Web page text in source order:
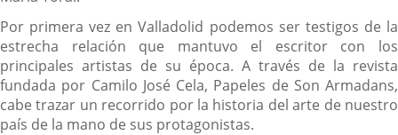
Por primera vez en Valladolid podemos ser testigos de la
estrecha relación que mantuvo el escritor con los
principales artistas de su época. A través de la revista
fundada por Camilo José Cela, Papeles de Son Armadans,
cabe trazar un recorrido por la historia del arte de nuestro
país de la mano de sus protagonistas.